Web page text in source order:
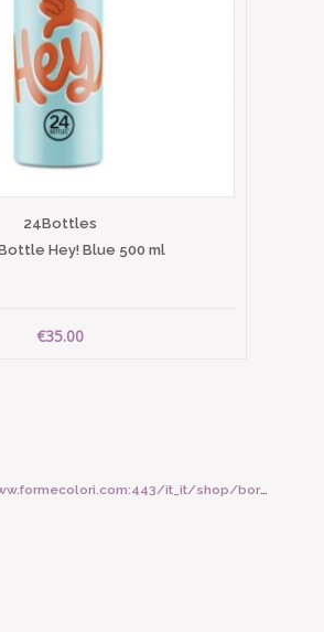
24Bottles
Hey! Blue 500 ml
€35.00
it_it/shop/borse_e_zaini/astucci_e_beauty/susan_bijl_the_new_pouch_treble_arise_medium/5922